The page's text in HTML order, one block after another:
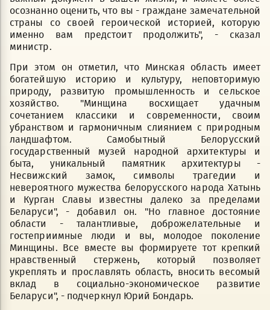
осознанно оценить, что вы - граждане замечательной
страны со своей героической историей, которую
именно вам предстоит продолжить", - сказал
министр.
При этом он отметил, что Минская область имеет
богатейшую историю и культуру, неповторимую
природу, развитую промышленность и сельское
хозяйство. "Минщина восхищает удачным
сочетанием классики и современности, своим
убранством и гармоничным слиянием с природным
ландшафтом. Самобытный Белорусский
государственный музей народной архитектуры и
быта, уникальный памятник архитектуры -
Несвижский замок, символы трагедии и
невероятного мужества белорусского народа Хатынь
и Курган Славы известны далеко за пределами
Беларуси", - добавил он. "Но главное достояние
области - талантливые, доброжелательные и
гостеприимные люди и вы, молодое поколение
Минщины. Все вместе вы формируете тот крепкий
нравственный стержень, который позволяет
укреплять и прославлять область, вносить весомый
вклад в социально-экономическое развитие
Беларуси", - подчеркнул Юрий Бондарь.